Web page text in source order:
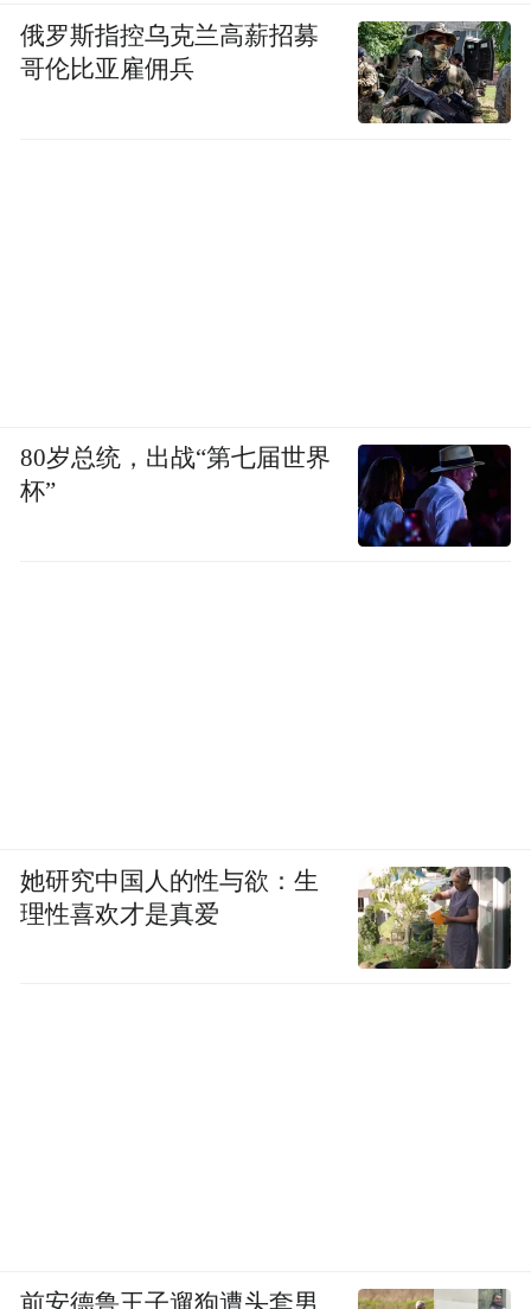
俄罗斯指控乌克兰高薪招募
哥伦比亚雇佣兵
80岁总统，出战“第七届世界
杯”
她研究中国人的性与欲：生
理性喜欢才是真爱
前安德鲁王子遛狗遭头套男